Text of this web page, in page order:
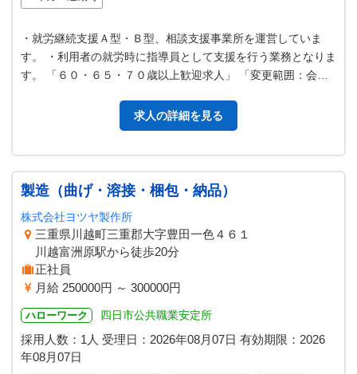
・就労継続支援Ａ型・Ｂ型、相談支援事業所を運営していま
す。 ・利用者の就労時に指導員として支援を行う業務となりま
す。 「６０・６５・７０歳以上歓迎求人」 「変更範囲：会社
求人の詳細を見る
製造（曲げ・溶接・梱包・納品）
株式会社ヨツヤ製作所
三重県川越町三重郡大字豊田一色４６１
川越富洲原駅から徒歩20分
正社員
月給 250000円 ～ 300000円
ハローワーク 四日市公共職業安定所
採用人数：1人 受理日： 2026年08月07日 有効期限： 2026
年08月07日